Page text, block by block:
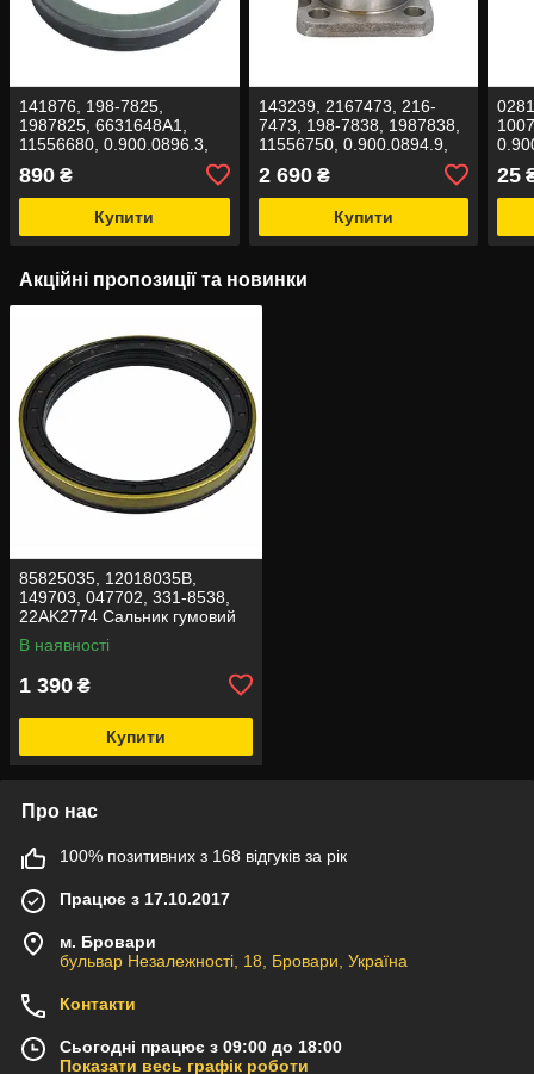
141876, 198-7825,
1987825, 6631648A1,
11556680, 0.900.0896.3,
Сальник 62x78/81x10/13.8
890 ₴
Купити
143239, 2167473, 216-
7473, 198-7838, 1987838,
11556750, 0.900.0894.9,
поворотного кулака
2 690₴
Купити
25
Акційні пропозиції та новинки
85825035, 12018035В,
149703, 047702, 331-8538,
22AK2774 Сальник гумовий
Carraro 150x180x14,4/16
В наявності
1 390 ₴
Купити
Про нас
100% позитивних з 168 відгуків за рік
Працює з 17.10.2017
м. Бровари
бульвар Незалежності, 18, Бровари, Україна
Контакти
Сьогодні працює з 09:00 до 18:00
Показати весь графік роботи